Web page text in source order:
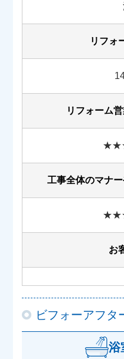
リフォ
リフォーム
工事全体のマナ
お
ビフォーアフタ
浴